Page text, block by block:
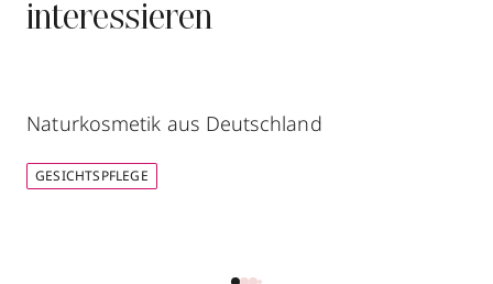
interessieren
Naturkosmetik aus Deutschland
GESICHTSPFLEGE